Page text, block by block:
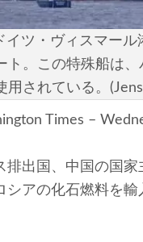
イツ・ヴィスマー
ト。この特殊船は
用されている。
Times –
出国、中国の国
シアの化石燃料を